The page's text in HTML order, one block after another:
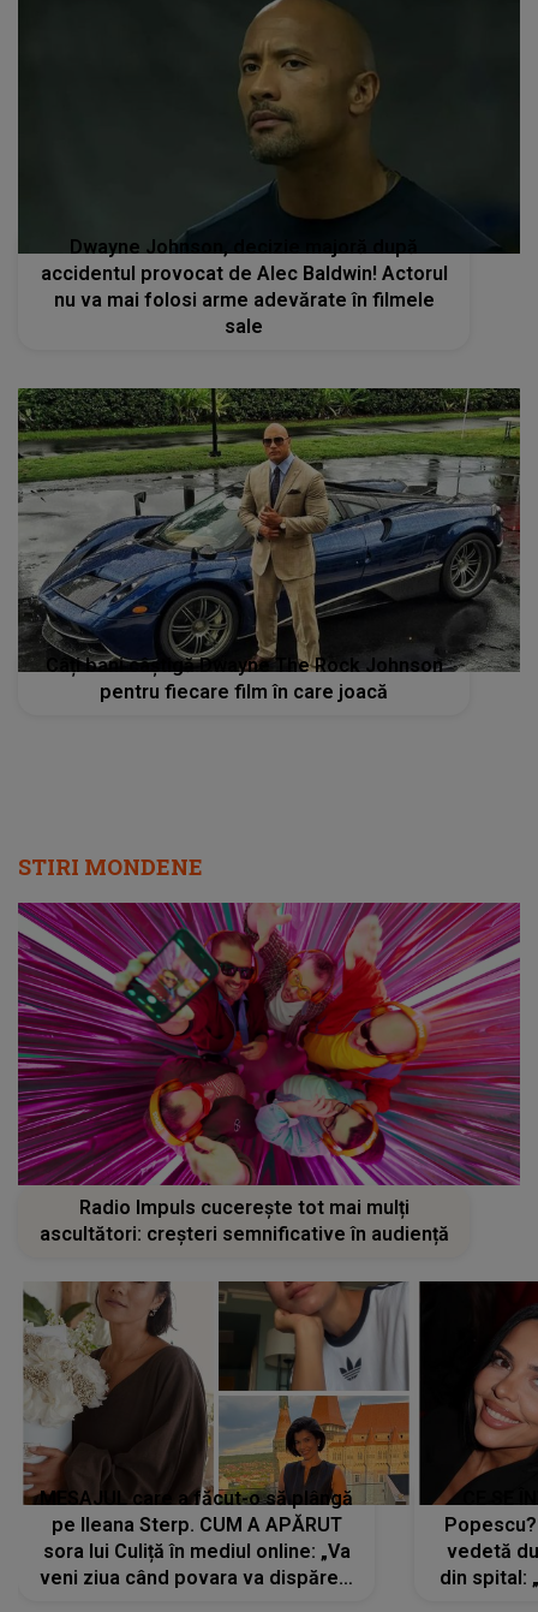
Dwayne Johnson, decizie majoră după
accidentul provocat de Alec Baldwin! Actorul
nu va mai folosi arme adevărate în filmele
sale
Câți bani câștigă Dwayne The Rock Johnson
pentru fiecare film în care joacă
STIRI MONDENE
Radio Impuls cucerește tot mai mulți
ascultători: creșteri semnificative în audiență
MESAJUL care a făcut-o să plângă
pe Ileana Sterp. CUM A APĂRUT
sora lui Culiță în mediul online: „Va
veni ziua când povara va dispărea,
vedetă
din spital: